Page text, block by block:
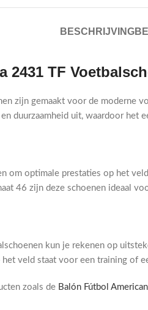
BESCHRIJVING
2431 TF
zijn gemaakt voor de
duurzaamheid uit, waardoor
om optimale prestaties op het
46 zijn deze schoenen ideaal
kun je rekenen op
veld staat voor een training of
zoals de Balón Fútbol